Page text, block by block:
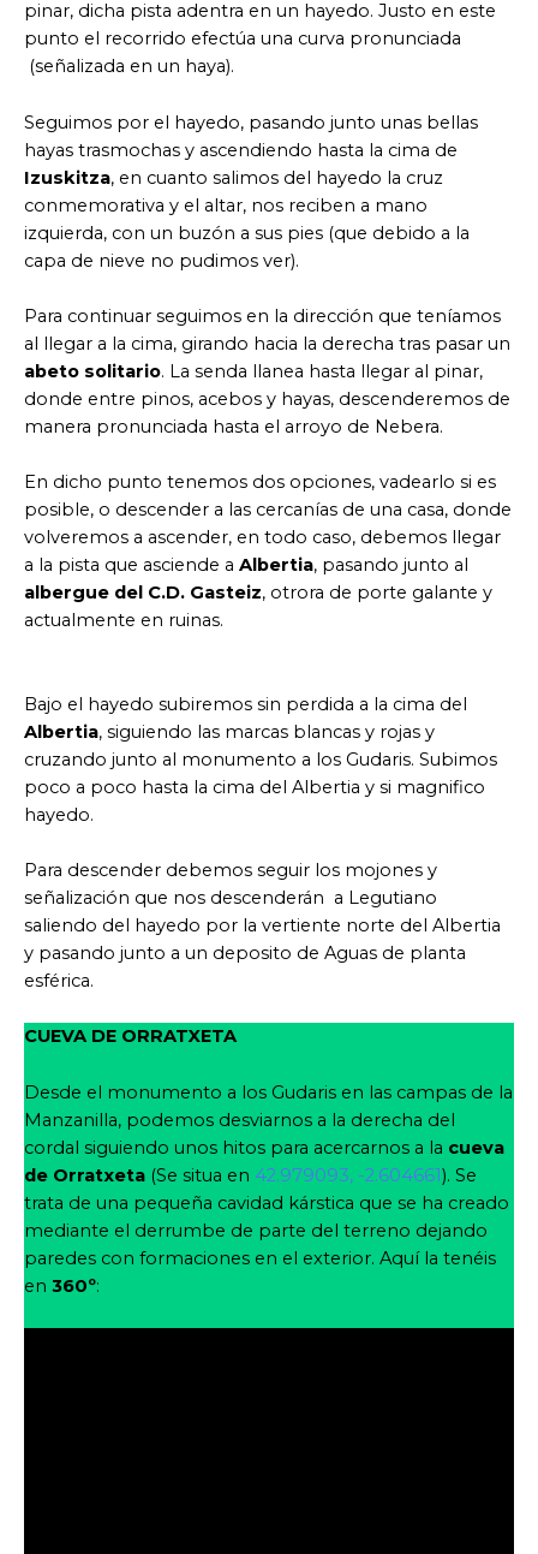
pinar, dicha pista adentra en un hayedo. Justo en este
punto el recorrido efectúa una curva pronunciada
(señalizada en un haya).
Seguimos por el hayedo, pasando junto unas bellas
hayas trasmochas y ascendiendo hasta la cima de
Izuskitza, en cuanto salimos del hayedo la cruz
conmemorativa y el altar, nos reciben a mano
izquierda, con un buzón a sus pies (que debido a la
capa de nieve no pudimos ver).
Para continuar seguimos en la dirección que teníamos
al llegar a la cima, girando hacia la derecha tras pasar un
abeto solitario. La senda llanea hasta llegar al pinar,
donde entre pinos, acebos y hayas, descenderemos de
manera pronunciada hasta el arroyo de Nebera.
En dicho punto tenemos dos opciones, vadearlo si es
posible, o descender a las cercanías de una casa, donde
volveremos a ascender, en todo caso, debemos llegar
a la pista que asciende a Albertia, pasando junto al
albergue del C.D. Gasteiz, otrora de porte galante y
actualmente en ruinas.
Bajo el hayedo subiremos sin perdida a la cima del
Albertia, siguiendo las marcas blancas y rojas y
cruzando junto al monumento a los Gudaris. Subimos
poco a poco hasta la cima del Albertia y si magnifico
hayedo.
Para descender debemos seguir los mojones y
señalización que nos descenderán a Legutiano
saliendo del hayedo por la vertiente norte del Albertia
y pasando junto a un deposito de Aguas de planta
esférica.
CUEVA DE ORRATXETA
Desde el monumento a los Gudaris en las campas de la
Manzanilla, podemos desviarnos a la derecha del
cordal siguiendo unos hitos para acercarnos a la cueva
de Orratxeta (Se situa en 42.979093, -2.604661). Se
trata de una pequeña cavidad kárstica que se ha creado
mediante el derrumbe de parte del terreno dejando
paredes con formaciones en el exterior. Aquí la tenéis
en 360º: